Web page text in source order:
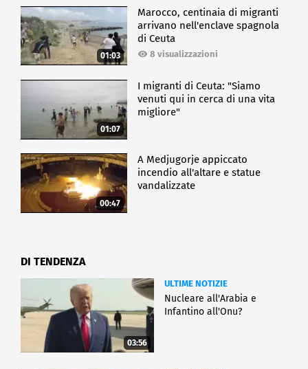
01:03
Marocco, centinaia di migranti
arrivano nell'enclave spagnola
di Ceuta
8 visualizzazioni
01:07
I migranti di Ceuta: "Siamo
venuti qui in cerca di una vita
migliore"
00:47
A Medjugorje appiccato
incendio all'altare e statue
vandalizzate
DI TENDENZA
03:56
ULTIME NOTIZIE
Nucleare all'Arabia e
Infantino all'Onu?